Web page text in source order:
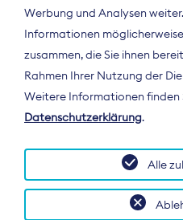
Der Bundesverband
Zeitungsverleger (BDZV)
Spitzenorganisation die
Deutschland und auf EU-
Werbung und Analysen
Informationen
zusammen, die Sie ihnen
Rahmen Ihrer Nutzung der
Weitere Informationen finden
Datenschutzerklärung.
Alle